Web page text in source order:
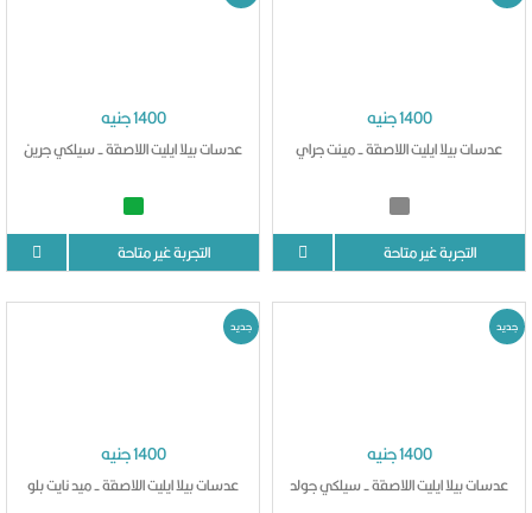
1400 جنيه
عدسات بيلا ايليت اللاصقة - مينت جراي
التجربة غير متاحة
1400 جنيه
عدسات بيلا ايليت اللاصقة - سيلكي جرين
التجربة غير متاحة
1400 جنيه
عدسات بيلا ايليت اللاصقة - سيلكي جولد
جديد
1400 جنيه
عدسات بيلا ايليت اللاصقة - ميد نايت بلو
جديد